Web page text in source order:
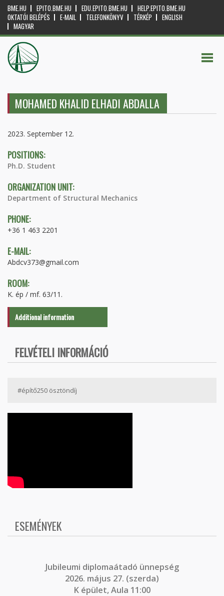
BME.HU EPITO.BME.HU EDU.EPITO.BME.HU
HELP.EPITO.BME.HU
OKTATÓI BELÉPÉS
E-MAIL TELEFONKÖNYV TÉRKÉP
ENGLISH
MAGYAR
MOHAMED KHALID ELHADI ABDALLA
2023. September 12.
POSITIONS:
Ph.D. Student
ORGANIZATION UNIT:
Department of Structural Mechanics
PHONE:
+36 1 463 2201
E-MAIL:
Abdcv373@gmail.com
ROOM:
K. ép / mf. 63/11.
Additional information
FELVÉTELI INFORMÁCIÓ
#építő250 ösztöndíj
ESEMÉNYEK
Jubileumi diplomaátadó ünnepség
2026. május 27. (szerda)
K épület, Aula 11:00